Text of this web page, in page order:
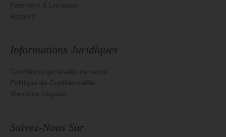
Paiement & Livraison
Retours
Informations Juridiques
Conditions générales de vente
Politique de Confidentialité
Mentions Légales
Suivez-Nous Sur